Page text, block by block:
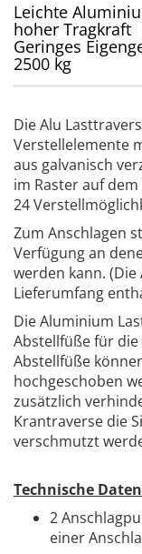
Leichte
hoher Tragkraft
Geringes
2500 kg
Die Alu
Verstellelemente
aus galvanisch
im Raster auf
24
Zum Anschlagen
Verfügung an
werden kann.
Lieferumfang
Die Aluminium
Abstellfüße für die
Abstellfüße
hochgeschoben
zusätzlich
Krantraverse die
verschmutzt
Technische
2
einer